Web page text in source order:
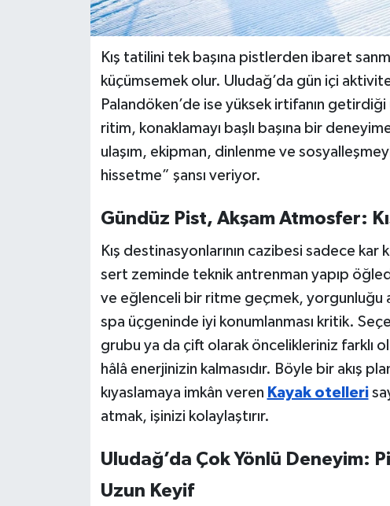
Kış tatilini tek başına pistlerden ibaret
küçümsemek olur. Uludağ’da gün içi
Palandöken’de ise yüksek irtifanın
ritim, konaklamayı başlı başına bir
ulaşım, ekipman, dinlenme ve
hissetme” şansı veriyor.
Gündüz Pist, Akşam Atmosfer:
Kış destinasyonlarının cazibesi sadece kar
sert zeminde teknik antrenman yapıp
ve eğlenceli bir ritme geçmek, yorgunluğu
spa üçgeninde iyi konumlanması kritik.
grubu ya da çift olarak öncelikleriniz farklı
hâlâ enerjinizin kalmasıdır. Böyle bir akış
kıyaslamaya imkân veren Kayak otelleri
atmak, işinizi kolaylaştırır.
Uludağ’da Çok Yönlü Deneyim:
Uzun Keyif